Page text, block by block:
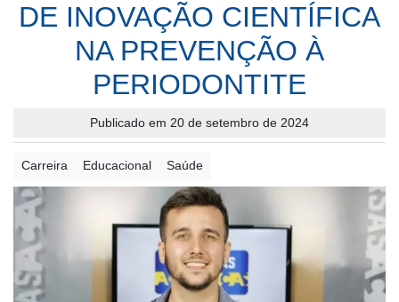
DE INOVAÇÃO CIENTÍFICA
NA PREVENÇÃO À
PERIODONTITE
Publicado em 20 de setembro de 2024
Carreira Educacional Saúde